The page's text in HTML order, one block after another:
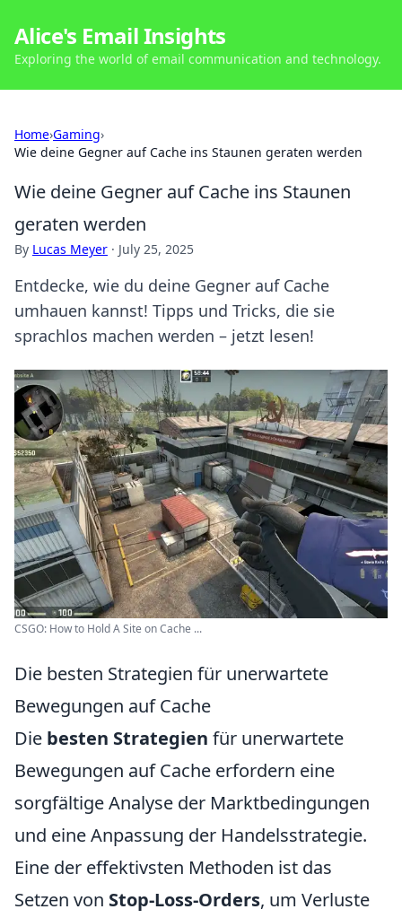
Alice's Email Insights
Exploring the world of email communication and technology.
Home›Gaming›
Wie deine Gegner auf Cache ins Staunen geraten werden
Wie deine Gegner auf Cache ins Staunen
geraten werden
By Lucas Meyer · July 25, 2025
Entdecke, wie du deine Gegner auf Cache
umhauen kannst! Tipps und Tricks, die sie
sprachlos machen werden – jetzt lesen!
CSGO: How to Hold A Site on Cache ...
Die besten Strategien für unerwartete
Bewegungen auf Cache
Die besten Strategien für unerwartete
Bewegungen auf Cache erfordern eine
sorgfältige Analyse der Marktbedingungen
und eine Anpassung der Handelsstrategie.
Eine der effektivsten Methoden ist das
Setzen von Stop-Loss-Orders, um Verluste